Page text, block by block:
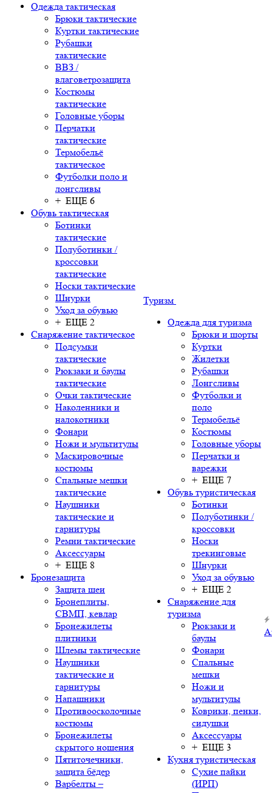
Одежда тактическая
Брюки тактические
Куртки тактические
Рубашки
тактические
ВВЗ /
влаговетрозащита
Костюмы
тактические
Головные уборы
Перчатки
тактические
Термобельё
тактическое
Футболки поло и
лонгсливы
+ ЕЩЕ 6
Обувь тактическая
Ботинки
тактические
Полуботинки /
кроссовки
тактические
Носки тактические
Шнурки
Уход за обувью
+ ЕЩЕ 2
Снаряжение тактическое
Подсумки
тактические
Рюкзаки и баулы
тактические
Очки тактические
Наколенники и
налокотники
Фонари
Ножи и мультитулы
Маскировочные
костюмы
Спальные мешки
тактические
Наушники
тактические и
гарнитуры
Ремни тактические
Аксессуары
+ ЕЩЕ 8
Бронезащита
Защита шеи
Бронеплиты,
СВМП, кевлар
Бронежилеты
плитники
Шлемы тактические
Наушники
тактические и
гарнитуры
Напашники
Противоосколочные
костюмы
Бронежилеты
скрытого ношения
Пятиточечники,
защита бёдер
Варбелты –
Туризм
Одежда для туризма
Брюки и шорты
Куртки
Жилетки
Рубашки
Лонгсливы
Футболки и
поло
Термобельё
Костюмы
Головные уборы
Перчатки и
варежки
+ ЕЩЕ 7
Обувь туристическая
Ботинки
Полуботинки /
кроссовки
Носки
трекинговые
Шнурки
Уход за обувью
+ ЕЩЕ 2
Снаряжение для
туризма
Рюкзаки и
баулы
Фонари
Спальные
мешки
Ножи и
мультитулы
Коврики, пенки,
сидушки
Аксессуары
+ ЕЩЕ 3
Кухня туристическая
Сухие пайки
(ИРП)